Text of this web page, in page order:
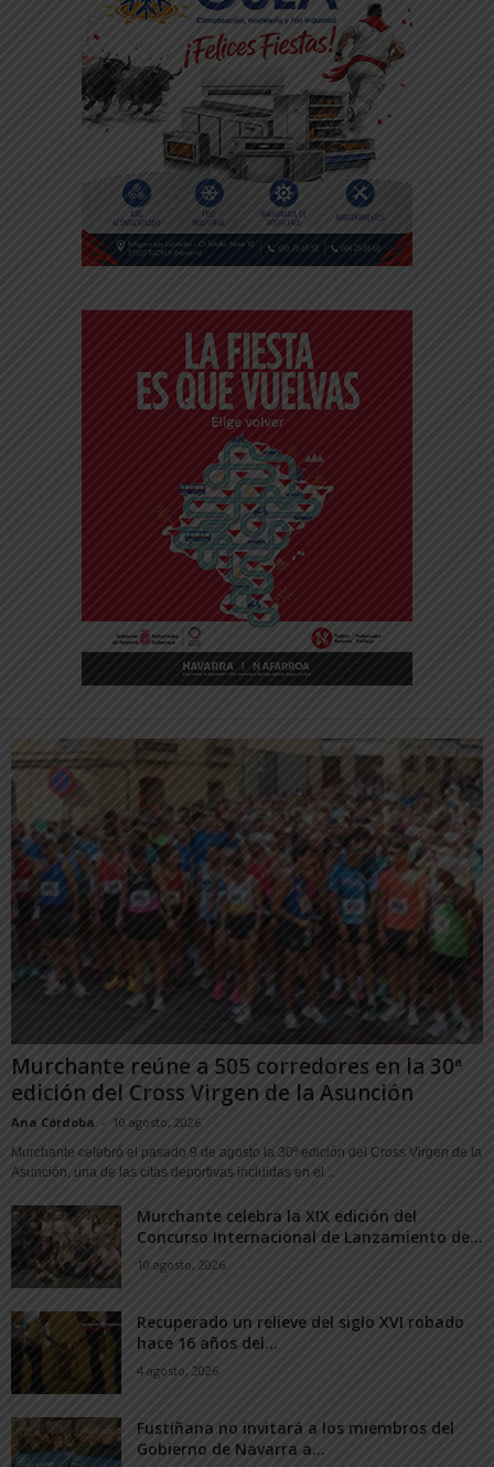
Murchante reúne a 505 corredores en la 30ª
edición del Cross Virgen de la Asunción
Ana Córdoba - 10 agosto, 2026
Murchante celebró el pasado 9 de agosto la 30ª edición del Cross Virgen de la
Asunción, una de las citas deportivas incluidas en el...
Murchante celebra la XIX edición del
Concurso Internacional de Lanzamiento de...
10 agosto, 2026
Recuperado un relieve del siglo XVI robado
hace 16 años del...
4 agosto, 2026
Fustiñana no invitará a los miembros del
Gobierno de Navarra a...